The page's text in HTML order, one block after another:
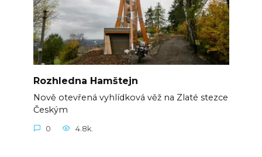
Rozhledna Hamštejn
Nově otevřená vyhlídková věž na Zlaté stezce
Českým
0 4.8k.